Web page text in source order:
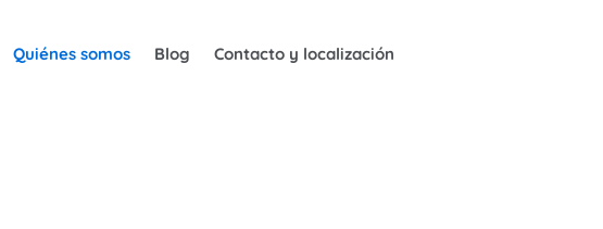
Quiénes somos Blog Contacto y localización